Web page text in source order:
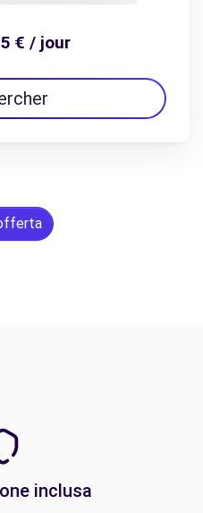
€ / jour
inclusa